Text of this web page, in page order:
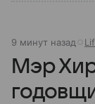
9 минут назад
Мэр